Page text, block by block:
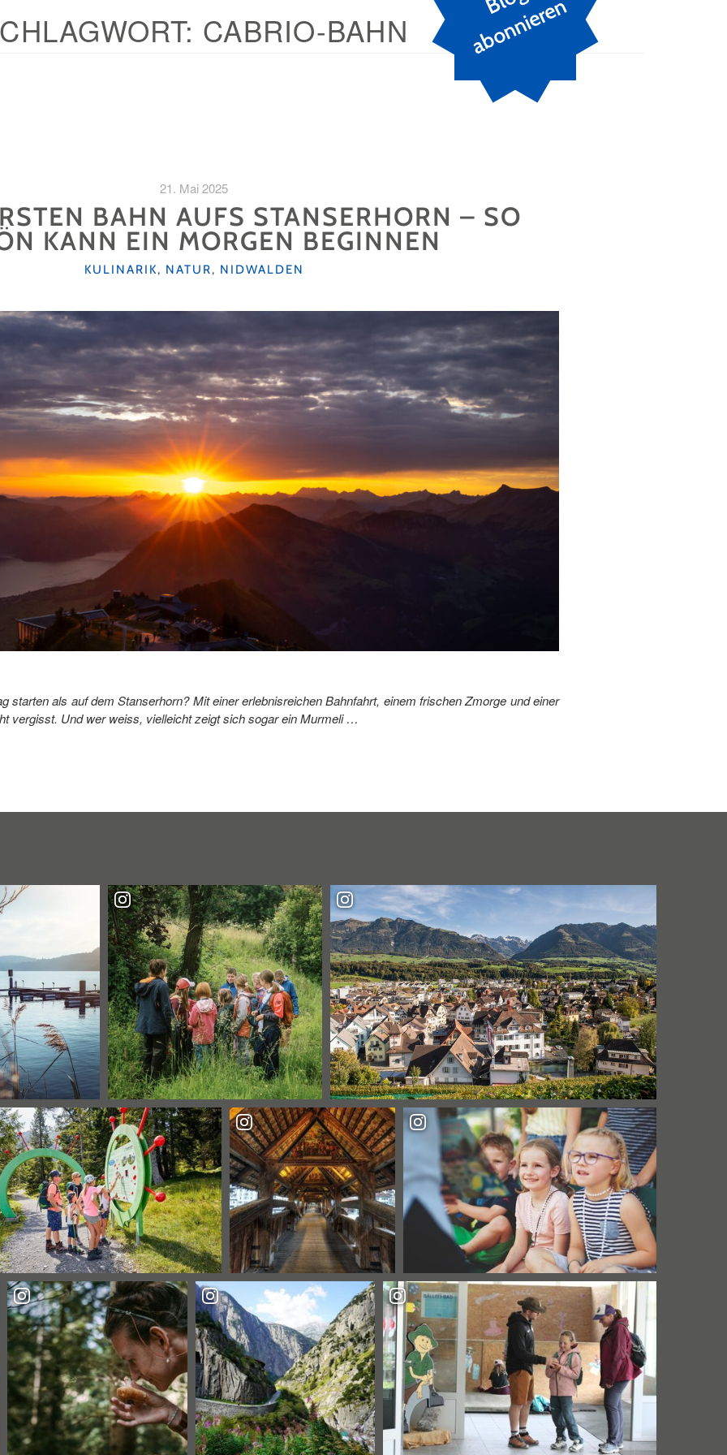
n
CABRIO-BAHN
21. Mai 2025
BAHN AUFS STANSERHORN – SO
KANN EIN MORGEN BEGINNEN
KATEGORIEN
KULINARIK, NATUR, NIDWALDEN
starten als auf dem Stanserhorn? Mit einer erlebnisreichen Bahnfahrt, einem frischen Zmorge und einer
vergisst. Und wer weiss, vielleicht zeigt sich sogar ein Murmeli …